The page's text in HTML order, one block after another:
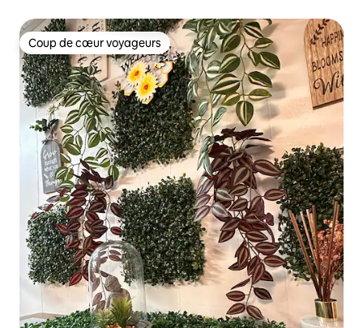
Coup de cœur voyageurs
Coup de cœur voyageurs